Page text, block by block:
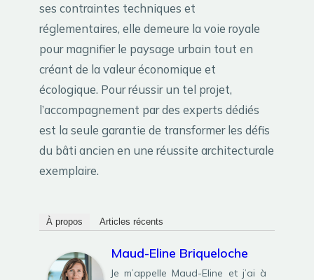
ses contraintes techniques et
réglementaires, elle demeure la voie royale
pour magnifier le paysage urbain tout en
créant de la valeur économique et
écologique. Pour réussir un tel projet,
l’accompagnement par des experts dédiés
est la seule garantie de transformer les défis
du bâti ancien en une réussite architecturale
exemplaire.
À propos Articles récents
Maud-Eline Briqueloche
Je m’appelle Maud-Eline et j’ai à